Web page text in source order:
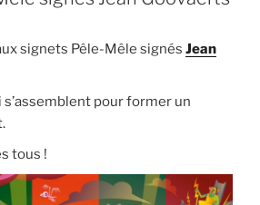
signets Pêle-Mêle signés Jean
pour former un
tous !